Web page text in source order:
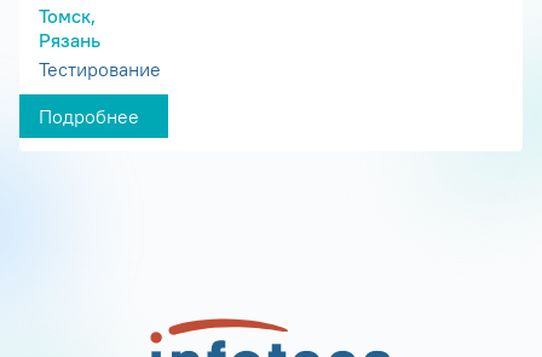
Томск,
Рязань
Тестирование
Подробнее